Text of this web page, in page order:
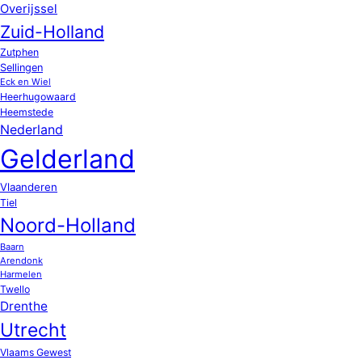
Overijssel
Zuid-Holland
Zutphen
Sellingen
Eck en Wiel
Heerhugowaard
Heemstede
Nederland
Gelderland
Vlaanderen
Tiel
Noord-Holland
Baarn
Arendonk
Harmelen
Twello
Drenthe
Utrecht
Vlaams Gewest